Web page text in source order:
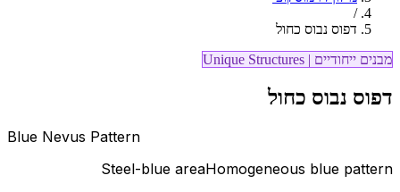
/
דפוס נבוס כחול
מבנים ייחודיים |
Unique Structures
דפוס נבוס כחול
Blue Nevus Pattern
Homogeneous blue pattern
Steel-blue area